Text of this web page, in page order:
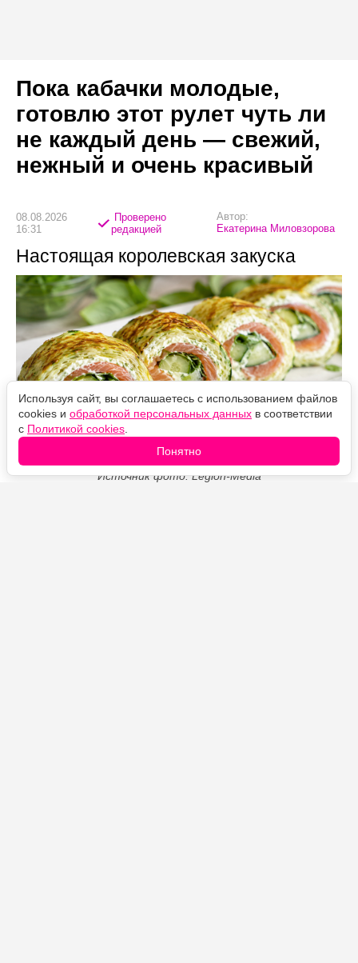
Пока кабачки молодые,
готовлю этот рулет чуть ли
не каждый день — свежий,
нежный и очень красивый
08.08.2026
16:31
Проверено
редакцией
Автор:
Екатерина Миловзорова
Настоящая королевская закуска
Источник фото: Legion-Media
Используя сайт, вы соглашаетесь с использованием файлов
cookies и обработкой персональных данных в соответствии
с Политикой cookies
Понятно